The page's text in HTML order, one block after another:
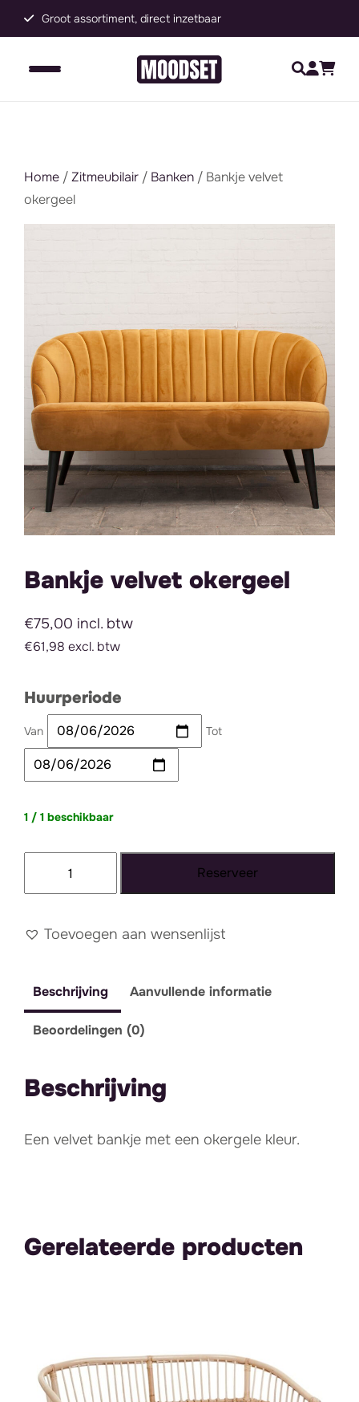
Groot assortiment, direct inzetbaar
Home /Zitmeubilair / Banken / Bankje velvet
okergeel
Bankje velvet okergeel
€75,00 incl. btw
€61,98 excl. btw
Huurperiode
Van Tot
1 / 1 beschikbaar
aantal
Reserveer
Toevoegen aan wensenlijst
Beschrijving Aanvullende informatie
Beoordelingen (0)
Beschrijving
Een velvet bankje met een okergele kleur.
Gerelateerde producten